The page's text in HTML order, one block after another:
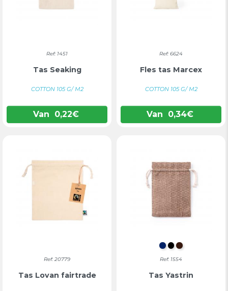
Ref: 1451
Tas Seaking
COTTON 105 G/ M2
Van 0,22€
Ref: 6624
Fles tas Marcex
COTTON 105 G/ M2
Van 0,34€
Ref: 20779
Tas Lovan fairtrade
MARINEBLAUW
ZWART
BRUIN
Ref: 1554
Tas Yastrin